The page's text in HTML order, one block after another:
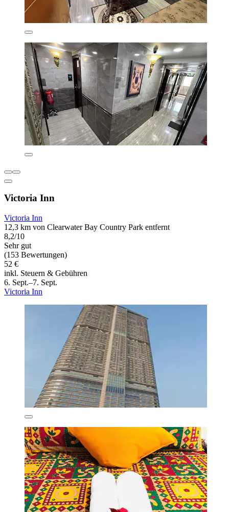
Victoria Inn
Victoria Inn
12,3 km von Clearwater Bay Country Park entfernt
8,2/10
Sehr gut
(153 Bewertungen)
52 €
inkl. Steuern & Gebühren
6. Sept.–7. Sept.
Victoria Inn